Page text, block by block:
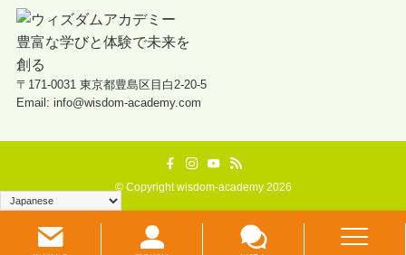
〒171-0031 東京都豊島区目白2-20-5
Email: info@wisdom-academy.com
©Copyright wisdom-academy 2026